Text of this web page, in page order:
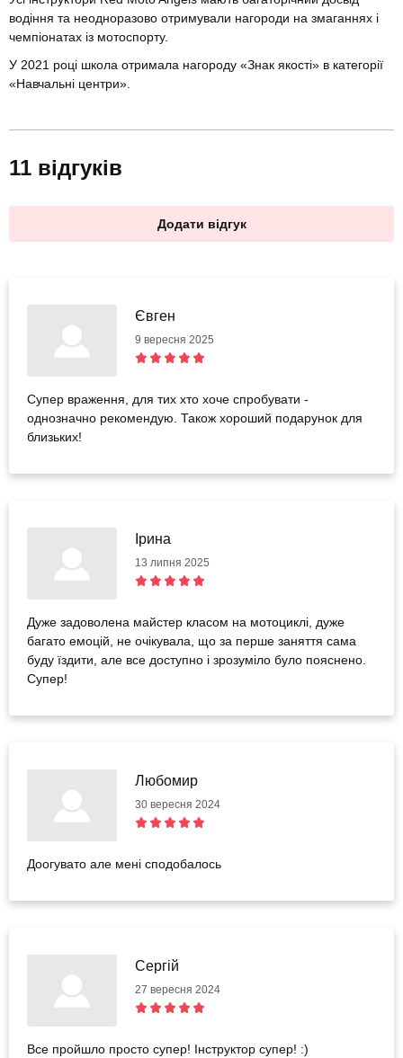
водіння та неодноразово отримували нагороди на змаганнях і
чемпіонатах із мотоспорту.
У 2021 році школа отримала нагороду «Знак якості» в категорії
«Навчальні центри».
11 відгуків
Додати відгук
Євген
9 вересня 2025
Супер враження, для тих хто хоче спробувати -
однозначно рекомендую. Також хороший подарунок для
близьких!
Ірина
13 липня 2025
Дуже задоволена майстер класом на мотоциклі, дуже
багато емоцій, не очікувала, що за перше заняття сама
буду їздити, але все доступно і зрозуміло було пояснено.
Супер!
Любомир
30 вересня 2024
Доогувато але мені сподобалось
Сергій
27 вересня 2024
Все пройшло просто супер! Інструктор супер! :)